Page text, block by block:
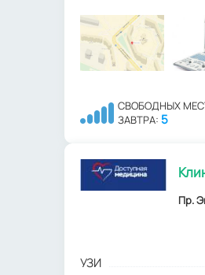
СВОБОДНЫХ
ЗАВТРА: 5
Пр.
УЗИ